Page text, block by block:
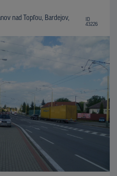
nad Topľou, Bardejov,
ID
43226